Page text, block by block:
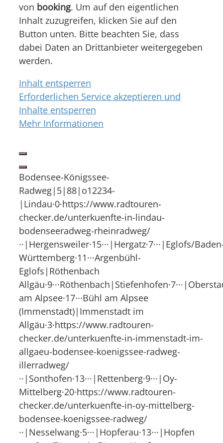
von booking. Um auf den eigentlichen
Inhalt zuzugreifen, klicken Sie auf den
Button unten. Bitte beachten Sie, dass
dabei Daten an Drittanbieter weitergegeben
werden.
Inhalt entsperren
Erforderlichen Service akzeptieren und
Inhalte entsperren
Mehr Informationen
Bodensee-Königssee-
Radweg|5|88|o12234-
|Lindau·0·https://www.radtouren-
checker.de/unterkuenfte-in-lindau-
bodenseeradweg-rheinradweg/
··|Hergensweiler·15···|Hergatz·7···|Eglofs/
Württemberg·11···Argenbühl-
Eglofs|Röthenbach
am Alpsee·17···Bühl am Alpsee
(Immenstadt)|Immenstadt im
Allgäu·3·https://www.radtouren-
checker.de/unterkuenfte-in-immenstadt-im-
allgaeu-bodensee-koenigssee-radweg-
illerradweg/
··|Sonthofen·13···|Rettenberg·9···|Oy-
Mittelberg·20·https://www.radtouren-
checker.de/unterkuenfte-in-oy-mittelberg-
bodensee-koenigssee-radweg/
··|Nesselwang·5···|Hopferau·13···|Hopfen